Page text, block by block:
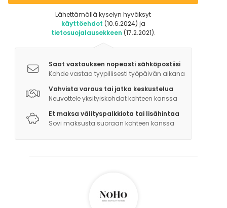
Lähettämällä kyselyn hyväksyt
käyttöehdot (10.6.2024) ja
tietosuojalausekkeen (17.2.2021).
Saat vastauksen nopeasti sähköpostiisi
Kohde vastaa tyypillisesti työpäivän aikana
Vahvista varaus tai jatka keskustelua
Neuvottele yksityiskohdat kohteen kanssa
Et maksa välityspalkkiota tai lisähintaa
Sovi maksusta suoraan kohteen kanssa